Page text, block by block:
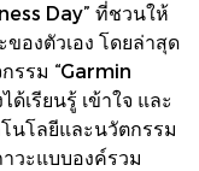
Day” ที่ชวนให้
องตัวเอง โดยล่าสุด
รรม “Garmin
เรียนรู้ เข้าใจ และ
นโลยีและนวัตกรรม
วะแบบองค์รวม